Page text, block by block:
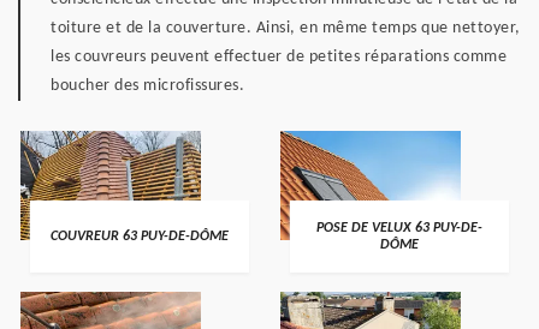
toiture et de la couverture. Ainsi, en même temps que nettoyer,
les couvreurs peuvent effectuer de petites réparations comme
boucher des microfissures.
COUVREUR 63 PUY-DE-DÔME
POSE DE VELUX 63 PUY-DE-
DÔME